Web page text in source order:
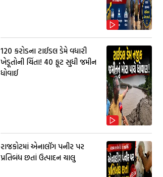
₹120 કરોડના ટાઈડલ ડેમે વધારી
ખેડૂતોની ચિંતા! 40 ફૂટ સુધી જમીન
ધોવાઈ
રાજકોટમાં એનાલૉગ પનીર પર
પ્રતિબંધ છતાં ઉત્પાદન ચાલુ